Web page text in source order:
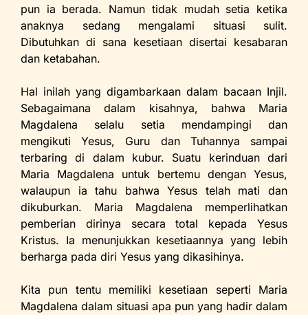
pun ia berada. Namun tidak mudah setia ketika
anaknya sedang mengalami situasi sulit.
Dibutuhkan di sana kesetiaan disertai kesabaran
dan ketabahan.
Hal inilah yang digambarkaan dalam bacaan Injil.
Sebagaimana dalam kisahnya, bahwa Maria
Magdalena selalu setia mendampingi dan
mengikuti Yesus, Guru dan Tuhannya sampai
terbaring di dalam kubur. Suatu kerinduan dari
Maria Magdalena untuk bertemu dengan Yesus,
walaupun ia tahu bahwa Yesus telah mati dan
dikuburkan. Maria Magdalena memperlihatkan
pemberian dirinya secara total kepada Yesus
Kristus. Ia menunjukkan kesetiaannya yang lebih
berharga pada diri Yesus yang dikasihinya.
Kita pun tentu memiliki kesetiaan seperti Maria
Magdalena dalam situasi apa pun yang hadir dalam